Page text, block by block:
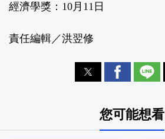
經濟學獎：10月11日
責任編輯／洪翌修
您可能想看